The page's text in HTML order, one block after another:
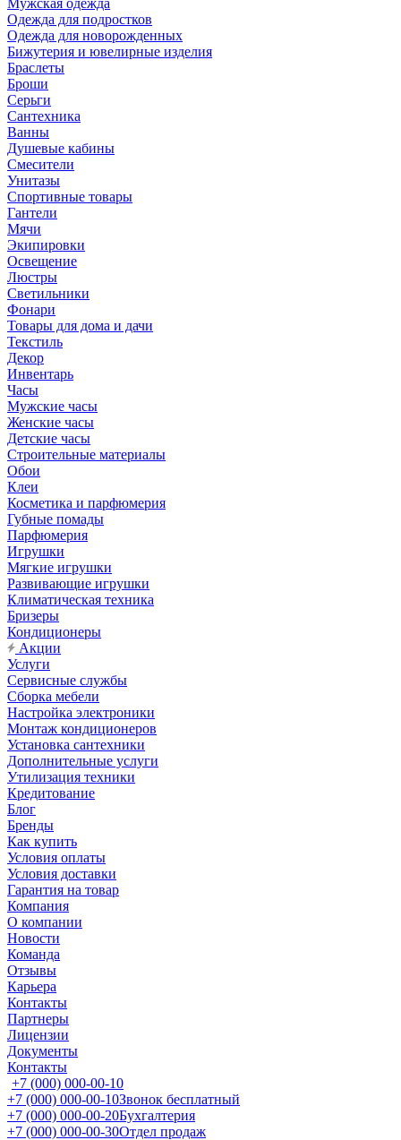
Мужская одежда
Одежда для подростков
Одежда для новорожденных
Бижутерия и ювелирные изделия
Браслеты
Броши
Серьги
Сантехника
Ванны
Душевые кабины
Смесители
Унитазы
Спортивные товары
Гантели
Мячи
Экипировки
Освещение
Люстры
Светильники
Фонари
Товары для дома и дачи
Текстиль
Декор
Инвентарь
Часы
Мужские часы
Женские часы
Детские часы
Строительные материалы
Обои
Клеи
Косметика и парфюмерия
Губные помады
Парфюмерия
Игрушки
Мягкие игрушки
Развивающие игрушки
Климатическая техника
Бризеры
Кондиционеры
Акции
Услуги
Сервисные службы
Сборка мебели
Настройка электроники
Монтаж кондиционеров
Установка сантехники
Дополнительные услуги
Утилизация техники
Кредитование
Блог
Бренды
Как купить
Условия оплаты
Условия доставки
Гарантия на товар
Компания
О компании
Новости
Команда
Отзывы
Карьера
Контакты
Партнеры
Лицензии
Документы
Контакты
+7 (000) 000-00-10
+7 (000) 000-00-10Звонок бесплатный
+7 (000) 000-00-20Бухгалтерия
+7 (000) 000-00-30Отдел продаж